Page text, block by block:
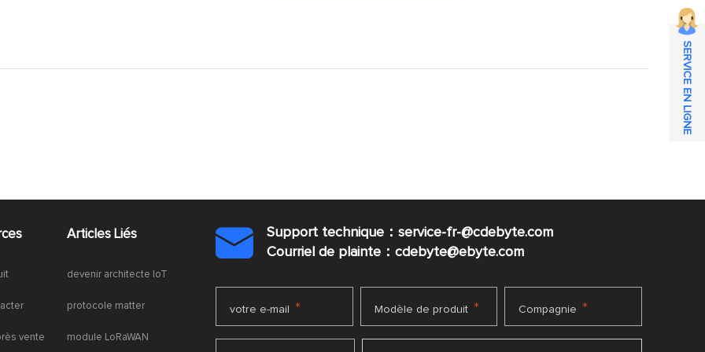
vente
Articles Liés
devenir architecte IoT
protocole matter
module LoRaWAN

Support technique：service-fr-@cdebyte.com
Courriel de plainte：cdebyte@ebyte.com
votre e-mail * Modèle de produit * Compagnie *
SERVICE EN LIGNE